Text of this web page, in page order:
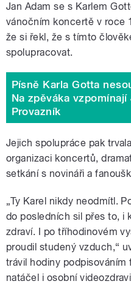
Jan Adam se s Karlem
vánočním koncertě v roce
že si řekl, že s tímto
spolupracovat.
Písně Karla Gotta
Na zpěváka
Provazník
Jejich spolupráce pak
organizaci koncertů,
setkání s novináři a
„Ty Karel nikdy neodmítl.
do posledních sil přes to, i
zdraví. I po tříhodinovém
proudil studený vzduch,“
trávil hodiny
natáčel i osobní